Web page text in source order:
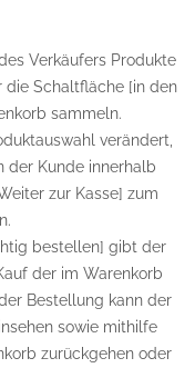
Verkäufers Produkte
die Schaltfläche [in den
sammeln.
verändert,
der Kunde innerhalb
zur Kasse] zum
bestellen] gibt der
der im Warenkorb
Bestellung kann der
sowie mithilfe
zurückgehen oder